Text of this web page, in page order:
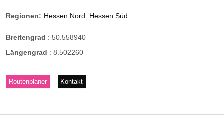
Regionen: Hessen Nord Hessen Süd
Breitengrad : 50.558940
Längengrad : 8.502260
Routenplaner Kontakt